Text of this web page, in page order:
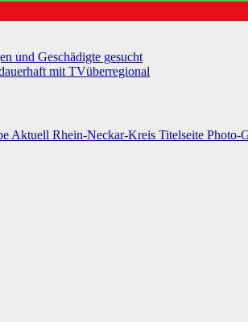
und Geschädigte gesucht
mit TVüberregional
Aktuell Rhein-Neckar-Kreis Titelseite Photo-